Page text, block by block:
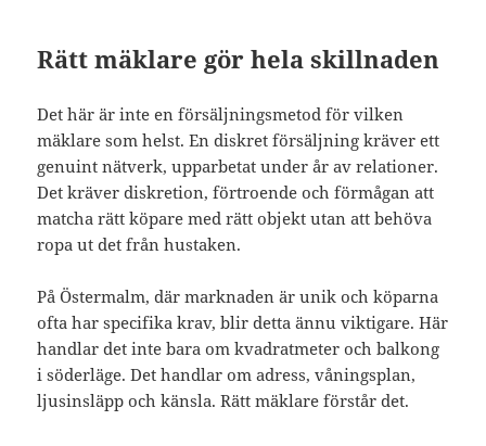
Rätt mäklare gör hela skillnaden
Det här är inte en försäljningsmetod för vilken
mäklare som helst. En diskret försäljning kräver ett
genuint nätverk, upparbetat under år av relationer.
Det kräver diskretion, förtroende och förmågan att
matcha rätt köpare med rätt objekt utan att behöva
ropa ut det från hustaken.
På Östermalm, där marknaden är unik och köparna
ofta har specifika krav, blir detta ännu viktigare. Här
handlar det inte bara om kvadratmeter och balkong
i söderläge. Det handlar om adress, våningsplan,
ljusinsläpp och känsla. Rätt mäklare förstår det.